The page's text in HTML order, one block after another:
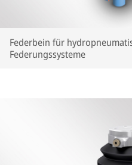
Federbein für
Federungssysteme